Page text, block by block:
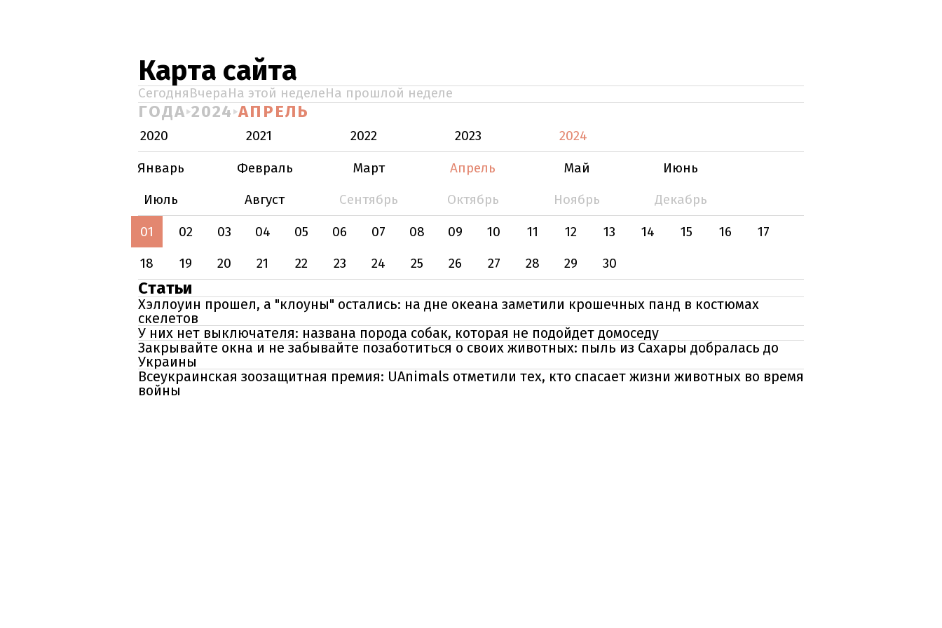
Карта сайта
СегодняВчераНа этой неделеНа прошлой неделе
ГОДА 2024 АПРЕЛЬ
2020 2021 2022 2023
2024
Январь
Февраль Март Апрель Май
Июнь
Июль
Август Сентябрь Октябрь Ноябрь
Декабрь
01
02 03 04 05 06 07 08 09 10 11 12 13 14 15 16
17
18
19 20 21 22 23 24 25 26 27 28 29 30
Статьи
Хэллоуин прошел, а "клоуны" остались: на дне океана заметили крошечных панд в костюмах
скелетов
У них нет выключателя: названа порода собак, которая не подойдет домоседу
Закрывайте окна и не забывайте позаботиться о своих животных: пыль из Сахары добралась до
Украины
Всеукраинская зоозащитная премия: UAnimals отметили тех, кто спасает жизни животных во время
войны